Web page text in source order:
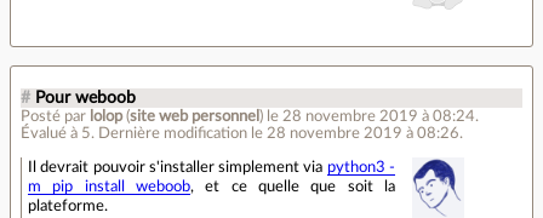
# Pour weboob
Posté par lolop(site web personnel ) le 28 novembre 2019 à 08:24.
Évalué à 5. Dernière modification le 28 novembre 2019 à 08:26.
Il devrait pouvoir s'installer simplement via python3 -
m pip install weboob, et ce quelle que soit la
plateforme.